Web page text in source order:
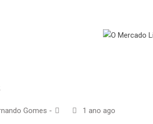
Gomes - 1 ano ago